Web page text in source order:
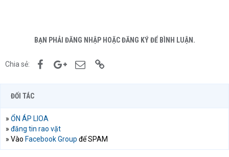
BẠN PHẢI ĐĂNG NHẬP HOẶC ĐĂNG KÝ ĐỂ BÌNH LUẬN.
Chia sẻ: FacebookGoogle+Email
ĐỐI TÁC
» ỔN ÁP LIOA
» đăng tin rao vặt
» Vào Facebook Group để SPAM